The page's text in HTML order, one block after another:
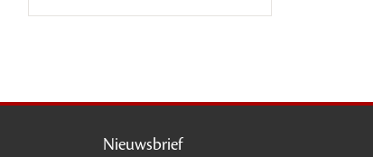
Nieuwsbrief